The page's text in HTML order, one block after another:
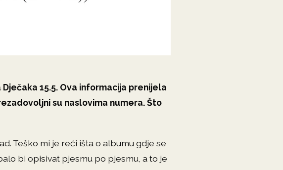
15.5. Ova informacija prenijela
su naslovima numera. Što
Teško mi je reći išta o albumu gdje se
bi opisivat pjesmu po pjesmu, a to je